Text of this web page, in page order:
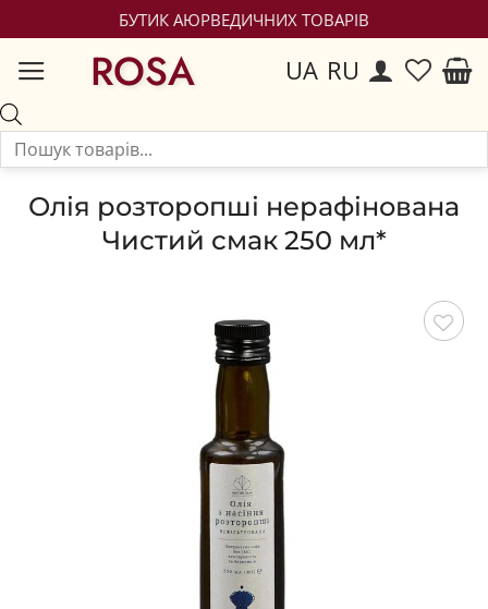
БУТИК АЮРВЕДИЧНИХ ТОВАРІВ
ROSA UA RU
Олія розторопші нерафінована
Чистий смак 250 мл*